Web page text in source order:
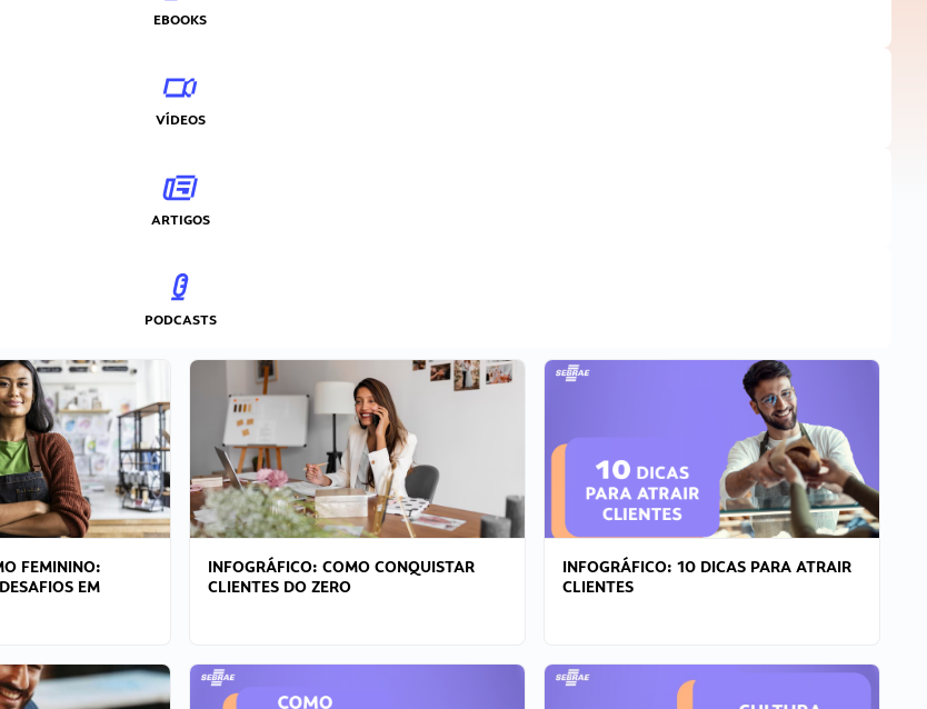
EBOOKS
VÍDEOS
ARTIGOS
PODCASTS
FEMININO:
EM
INFOGRÁFICO: COMO CONQUISTAR
CLIENTES DO ZERO
INFOGRÁFICO: 10 DICAS PARA ATRAIR
CLIENTES